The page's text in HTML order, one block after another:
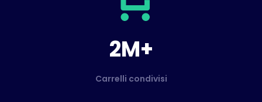
2M+
Carrelli condivisi